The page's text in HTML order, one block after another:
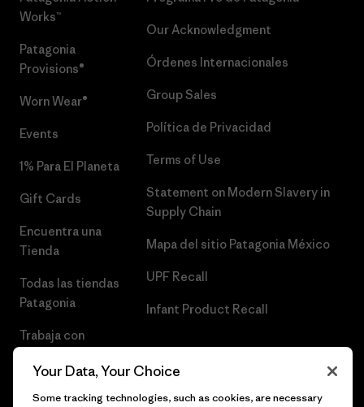
Works™
Patagonia
Provisions®
Worn Wear®
Events
1% Para El Planeta
Gift Cards
Encuentra una
Tienda
Todas las tiendas
Patagonia
Trabaja con
Our Acknowledgment
Órdenes Internacionales
Group Sales
Política de Privacidad
Terms of Use
Statement on Modern Slavery in
Supply Chain
Mapa del sitio Patagonia México
UPF Recall
Infant Product Recall
Your Data, Your Choice
Some tracking technologies, such as cookies, are necessary